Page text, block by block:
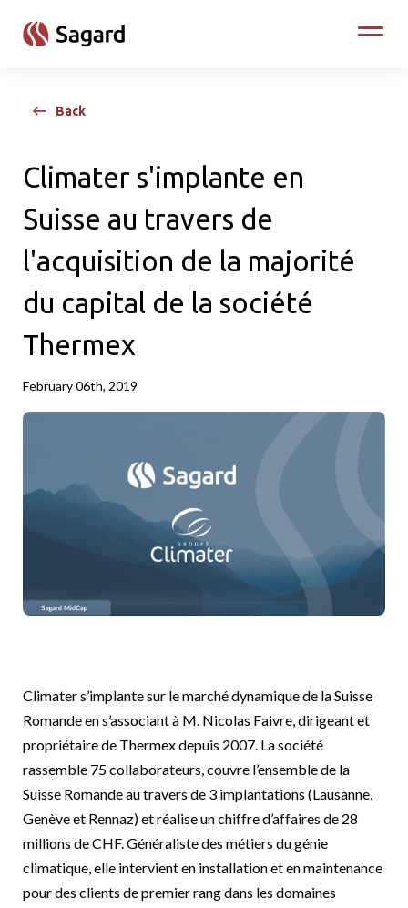
Toggle
Back
Climater s'implante en
Suisse au travers de
l'acquisition de la majorité
du capital de la société
Thermex
February 06th, 2019
Climater s’implante sur le marché dynamique de la Suisse
Romande en s’associant à M. Nicolas Faivre, dirigeant et
propriétaire de Thermex depuis 2007. La société
rassemble 75 collaborateurs, couvre l’ensemble de la
Suisse Romande au travers de 3 implantations (Lausanne,
Genève et Rennaz) et réalise un chiffre d’affaires de 28
millions de CHF. Généraliste des métiers du génie
climatique, elle intervient en installation et en maintenance
pour des clients de premier rang dans les domaines